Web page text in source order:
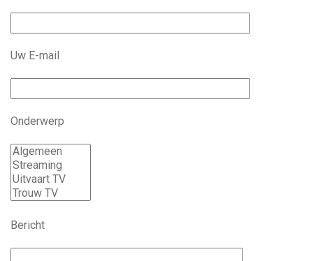
Uw E-mail
Onderwerp
Bericht